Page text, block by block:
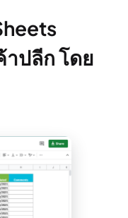
ปลีก โดย